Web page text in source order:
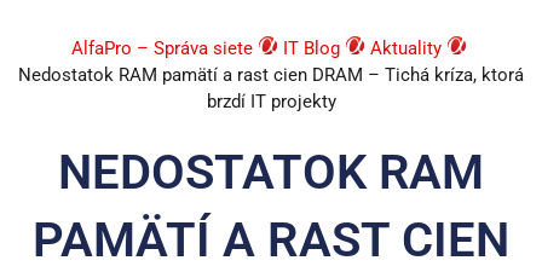
AlfaPro – Správa siete IT Blog
Aktuality
Nedostatok RAM pamätí a rast cien DRAM – Tichá kríza, ktorá
brzdí IT projekty
NEDOSTATOK RAM
PAMÄTÍ A RAST CIEN